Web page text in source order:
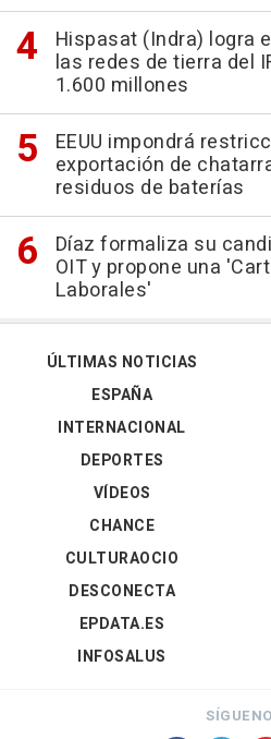
Hispasat (Indra) logra
las redes de tierra del
1.600 millones
EEUU impondrá
exportación de
residuos de baterías
Díaz formaliza su
OIT y propone una
Laborales'
ÚLTIMAS NOTICIAS
ESPAÑA
INTERNACIONAL
DEPORTES
VÍDEOS
CHANCE
CULTURAOCIO
DESCONECTA
EPDATA.ES
INFOSALUS